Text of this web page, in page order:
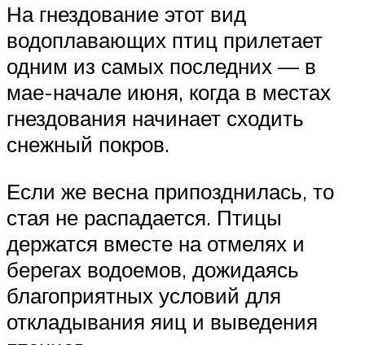
На гнездование этот вид
водоплавающих птиц прилетает
одним из самых последних — в
мае-начале июня, когда в местах
гнездования начинает сходить
снежный покров.
Если же весна припозднилась, то
стая не распадается. Птицы
держатся вместе на отмелях и
берегах водоемов, дожидаясь
благоприятных условий для
откладывания яиц и выведения